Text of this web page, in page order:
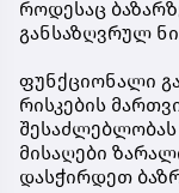
როდესაც
განსაზღვრულ
ფუნქციონალი
რისკების
შესაძლებლობას
მისაღები
დასჭირდეთ